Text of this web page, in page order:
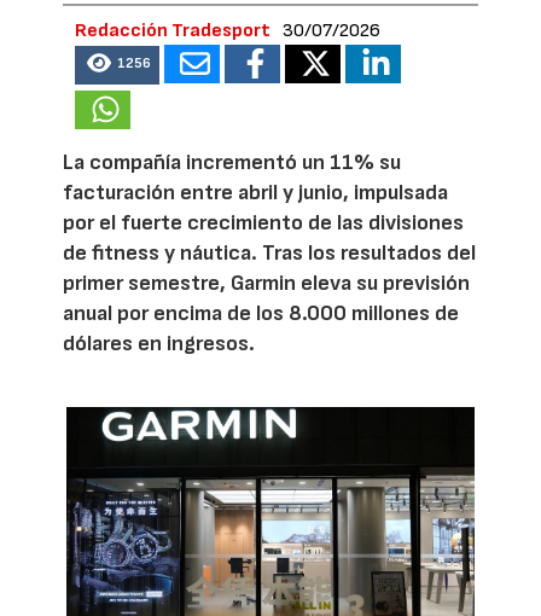
Redacción Tradesport 30/07/2026
1256
La compañía incrementó un 11% su
facturación entre abril y junio, impulsada
por el fuerte crecimiento de las divisiones
de fitness y náutica. Tras los resultados del
primer semestre, Garmin eleva su previsión
anual por encima de los 8.000 millones de
dólares en ingresos.